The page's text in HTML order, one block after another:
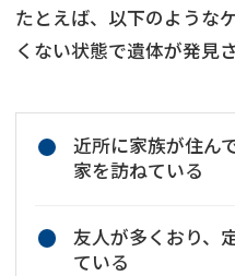
たとえば、以下のような
くない状態で遺体が発見
近所に家族が住ん
家を訪ねている
友人が多くおり、
ている